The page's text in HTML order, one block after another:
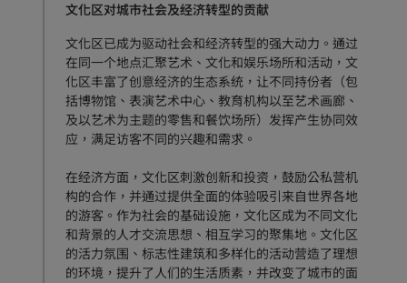
文化区对城市社会及经济转型的贡献
文化区已成为驱动社会和经济转型的强大动力。通过
在同一个地点汇聚艺术、文化和娱乐场所和活动，文
化区丰富了创意经济的生态系统，让不同持份者（包
括博物馆、表演艺术中心、教育机构以至艺术画廊、
及以艺术为主题的零售和餐饮场所）发挥产生协同效
应，满足访客不同的兴趣和需求。
在经济方面，文化区刺激创新和投资，鼓励公私营机
构的合作，并通过提供全面的体验吸引来自世界各地
的游客。作为社会的基础设施，文化区成为不同文化
和背景的人才交流思想、相互学习的聚集地。文化区
的活力氛围、标志性建筑和多样化的活动营造了理想
的环境，提升了人们的生活质素，并改变了城市的面